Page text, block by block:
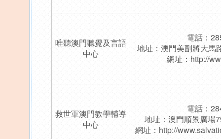
唯聽澳門聽覺及言語
中心
電話：
地址：澳門美副將大馬
網址： http://
救世軍澳門教學輔導
中心
電話：
地址：澳門順景廣場
網址： http://